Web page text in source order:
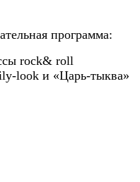
программа:
rock& roll
look и «Царь-тыква»